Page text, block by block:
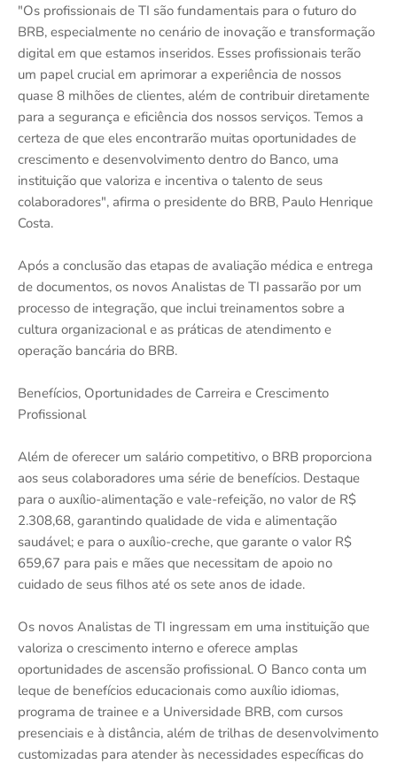
"Os profissionais de TI são fundamentais para o futuro do
BRB, especialmente no cenário de inovação e transformação
digital em que estamos inseridos. Esses profissionais terão
um papel crucial em aprimorar a experiência de nossos
quase 8 milhões de clientes, além de contribuir diretamente
para a segurança e eficiência dos nossos serviços. Temos a
certeza de que eles encontrarão muitas oportunidades de
crescimento e desenvolvimento dentro do Banco, uma
instituição que valoriza e incentiva o talento de seus
colaboradores", afirma o presidente do BRB, Paulo Henrique
Costa.
Após a conclusão das etapas de avaliação médica e entrega
de documentos, os novos Analistas de TI passarão por um
processo de integração, que inclui treinamentos sobre a
cultura organizacional e as práticas de atendimento e
operação bancária do BRB.
Benefícios, Oportunidades de Carreira e Crescimento
Profissional
Além de oferecer um salário competitivo, o BRB proporciona
aos seus colaboradores uma série de benefícios. Destaque
para o auxílio-alimentação e vale-refeição, no valor de R$
2.308,68, garantindo qualidade de vida e alimentação
saudável; e para o auxílio-creche, que garante o valor R$
659,67 para pais e mães que necessitam de apoio no
cuidado de seus filhos até os sete anos de idade.
Os novos Analistas de TI ingressam em uma instituição que
valoriza o crescimento interno e oferece amplas
oportunidades de ascensão profissional. O Banco conta um
leque de benefícios educacionais como auxílio idiomas,
programa de trainee e a Universidade BRB, com cursos
presenciais e à distância, além de trilhas de desenvolvimento
customizadas para atender às necessidades específicas do